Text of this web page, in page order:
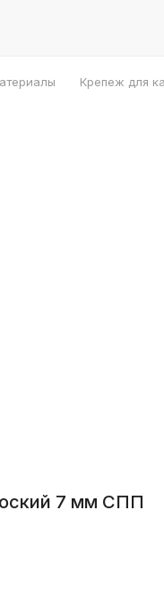
Крепеж для
7 мм СПП